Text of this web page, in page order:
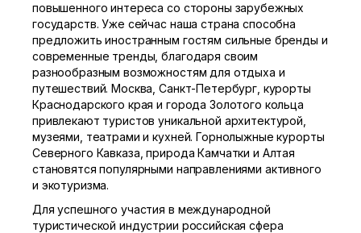
повышенного интереса со стороны зарубежных
государств. Уже сейчас наша страна способна
предложить иностранным гостям сильные бренды и
современные тренды, благодаря своим
разнообразным возможностям для отдыха и
путешествий. Москва, Санкт-Петербург, курорты
Краснодарского края и города Золотого кольца
привлекают туристов уникальной архитектурой,
музеями, театрами и кухней. Горнолыжные курорты
Северного Кавказа, природа Камчатки и Алтая
становятся популярными направлениями активного
и экотуризма.
Для успешного участия в международной
туристической индустрии российская сфера